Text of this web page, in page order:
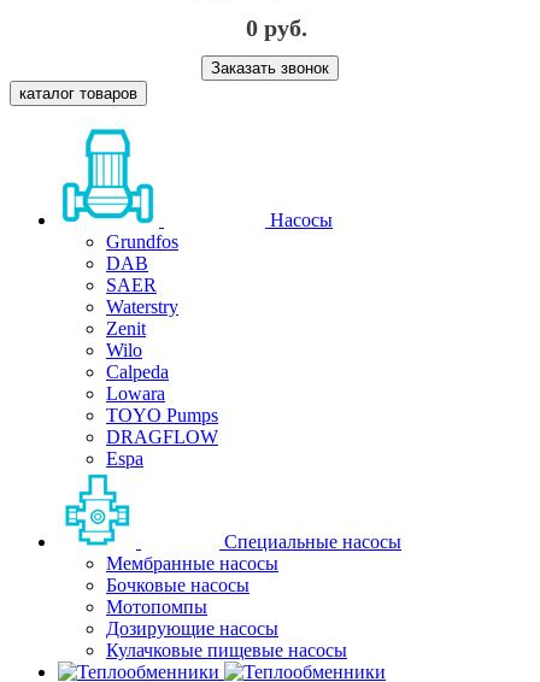
0 руб.
Заказать звонок
каталог товаров
Насосы
Grundfos
DAB
SAER
Waterstry
Zenit
Wilo
Calpeda
Lowara
TOYO Pumps
DRAGFLOW
Espa
Специальные насосы
Мембранные насосы
Бочковые насосы
Мотопомпы
Дозирующие насосы
Кулачковые пищевые насосы